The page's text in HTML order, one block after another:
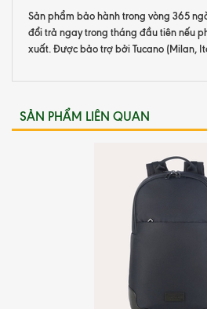
Sản phẩm bảo hành trong vòng 365
đổi trả ngay trong tháng đầu tiên nếu
xuất. Được bảo trợ bởi Tucano (Milan,
SẢN PHẨM LIÊN QUAN